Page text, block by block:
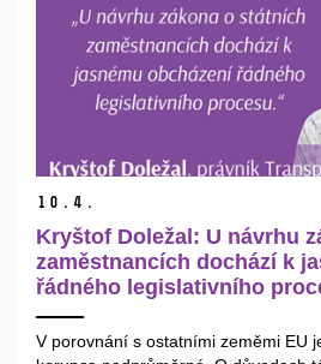
10. 4.
Kryštof Doležal: U návrhu
zaměstnancích dochází k
řádného legislativního
V porovnání s ostatními zeměmi EU